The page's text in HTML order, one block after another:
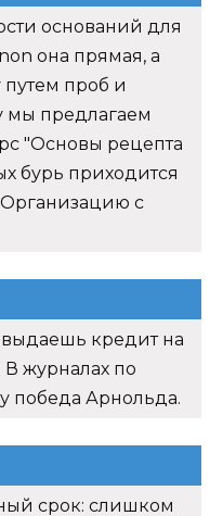
оснований для
она прямая, а
путем проб и
мы предлагаем
"Основы рецепта
бурь приходится
с
кредит на
журналах по
победа Арнольда.
срок: слишком